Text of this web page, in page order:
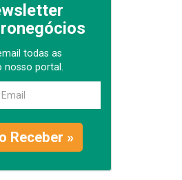
todas as
nosso portal.
Receber »